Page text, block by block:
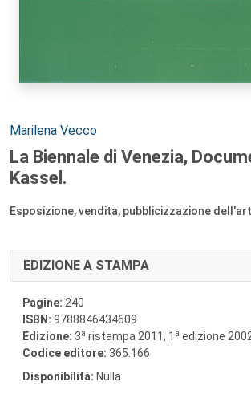
Autori:
Marilena Vecco
La Biennale di Venezia,
Kassel.
Esposizione, vendita, pubblicizzazione
EDIZIONE A STAMPA
Pagine: 240
ISBN: 9788846434609
Edizione: 3a ristampa 2011, 1 a edizione
Codice editore: 365.166
Disponibilità: Nulla